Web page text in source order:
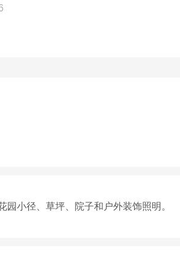
小径、草坪、院子和户外装饰照明。